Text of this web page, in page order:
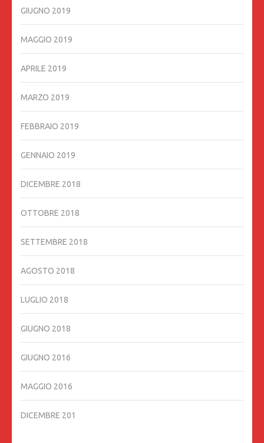
GIUGNO 2019
MAGGIO 2019
APRILE 2019
MARZO 2019
FEBBRAIO 2019
GENNAIO 2019
DICEMBRE 2018
OTTOBRE 2018
SETTEMBRE 2018
AGOSTO 2018
LUGLIO 2018
GIUGNO 2018
GIUGNO 2016
MAGGIO 2016
DICEMBRE 201